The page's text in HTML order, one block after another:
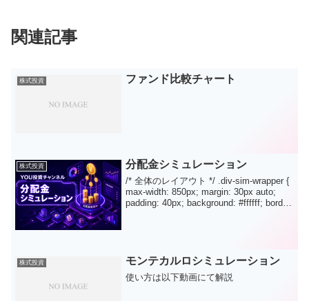
関連記事
株式投資 ファンド比較チャート
株式投資 分配金シミュレーション
/* 全体のレイアウト */ .div-sim-wrapper {
max-width: 850px; margin: 30px auto;
padding: 40px; background: #ffffff; border-
株式投資 モンテカルロシミュレーション
使い方は以下動画にて解説